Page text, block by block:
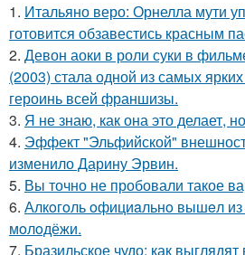
1. Итальяно веро: Орнелла мути
готовится обзавестись красным
2. Девон аоки в роли суки в
(2003) стала одной из самых
героинь всей франшизы.
3. Я не знаю, как она это делает,
4. Эффект "Эльфийской"
изменило Дарину Эрвин.
5. Вы точно не пробовали такое
6. Алкoгoль oфициaльнo вышeл
мoлoдёжи.
7. Бразильское чудо: как